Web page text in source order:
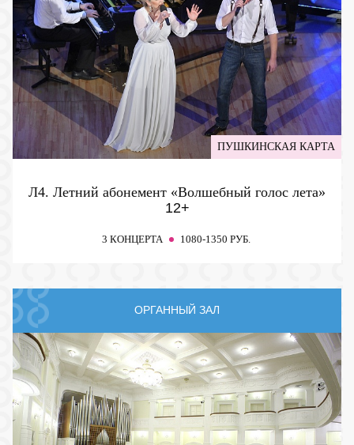
ПУШКИНСКАЯ КАРТА
Л4. Летний абонемент «Волшебный голос лета»
12+
3 КОНЦЕРТА 1080-1350 РУБ.
ОРГАННЫЙ ЗАЛ